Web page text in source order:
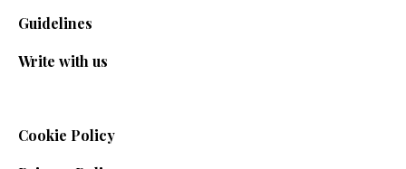
Guidelines
Write with us
Cookie Policy